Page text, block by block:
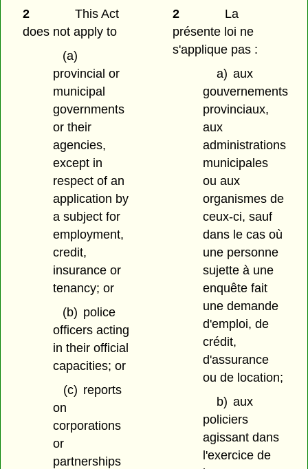
2
This Act
does not apply to
(a)
provincial or
municipal
governments
or their
agencies,
except in
respect of an
application by
a subject for
employment,
credit,
insurance or
tenancy; or
(b) police
officers acting
in their official
capacities; or
(c) reports
on
corporations
or
partnerships
2
La
présente loi ne
s'applique pas :
a) aux
gouvernements
provinciaux,
aux
administrations
municipales
ou aux
organismes de
ceux-ci, sauf
dans le cas où
une personne
sujette à une
enquête fait
une demande
d'emploi, de
crédit,
d'assurance
ou de location;
b) aux
policiers
agissant dans
l'exercice de